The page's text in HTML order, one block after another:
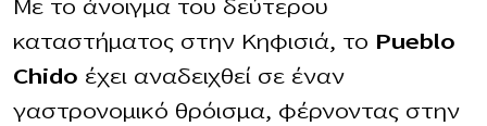
Με το άνοιγμα του δεύτερου
καταστήματος στην Κηφισιά, το Pueblo
Chido έχει αναδειχθεί σε έναν
γαστρονομικό θρόισμα, φέρνοντας στην